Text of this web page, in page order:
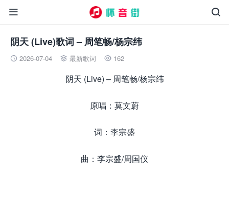


阴天 (Live)歌词 – 周笔畅/杨宗纬
 2026-07-04  最新歌词  162
阴天 (Live) – 周笔畅/杨宗纬
原唱：莫文蔚
词：李宗盛
曲：李宗盛/周国仪